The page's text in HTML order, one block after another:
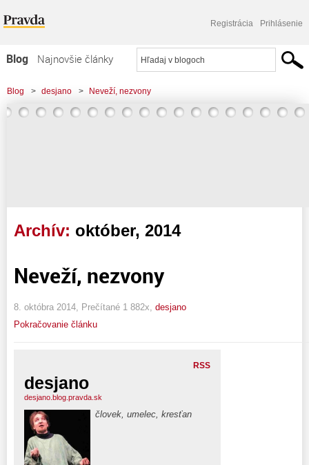
Registrácia Prihlásenie
Blog
Najnovšie články
Najčítanejšie články
Najkomentovanejšie články
Blog > desjano > Neveží, nezvony
Archív: október, 2014
Neveží, nezvony
8. októbra 2014, Prečítané 1 882x, desjano
Pokračovanie článku
RSS
desjano
desjano.blog.pravda.sk
človek, umelec, kresťan